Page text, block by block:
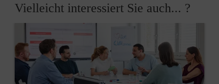
Vielleicht interessiert Sie auch... ?